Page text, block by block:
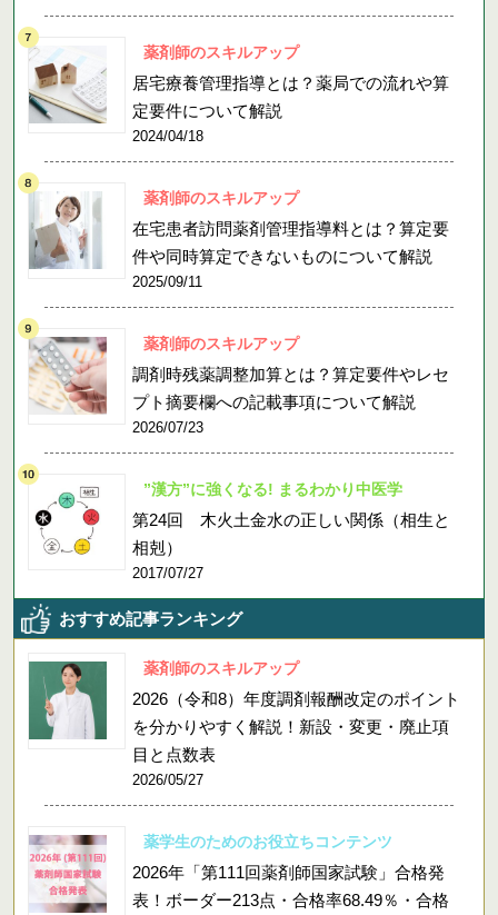
薬剤師のスキルアップ
居宅療養管理指導とは？薬局での流れや算
定要件について解説
2024/04/18
薬剤師のスキルアップ
在宅患者訪問薬剤管理指導料とは？算定要
件や同時算定できないものについて解説
2025/09/11
薬剤師のスキルアップ
調剤時残薬調整加算とは？算定要件やレセ
プト摘要欄への記載事項について解説
2026/07/23
”漢方”に強くなる! まるわかり中医学
第24回 木火土金水の正しい関係（相生と
相剋）
2017/07/27
おすすめ記事ランキング
薬剤師のスキルアップ
2026（令和8）年度調剤報酬改定のポイント
を分かりやすく解説！新設・変更・廃止項
目と点数表
2026/05/27
薬学生のためのお役立ちコンテンツ
2026年「第111回薬剤師国家試験」合格発
表！ボーダー213点・合格率68.49％・合格